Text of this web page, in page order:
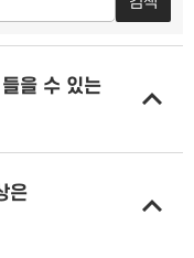
을 수 있는
은